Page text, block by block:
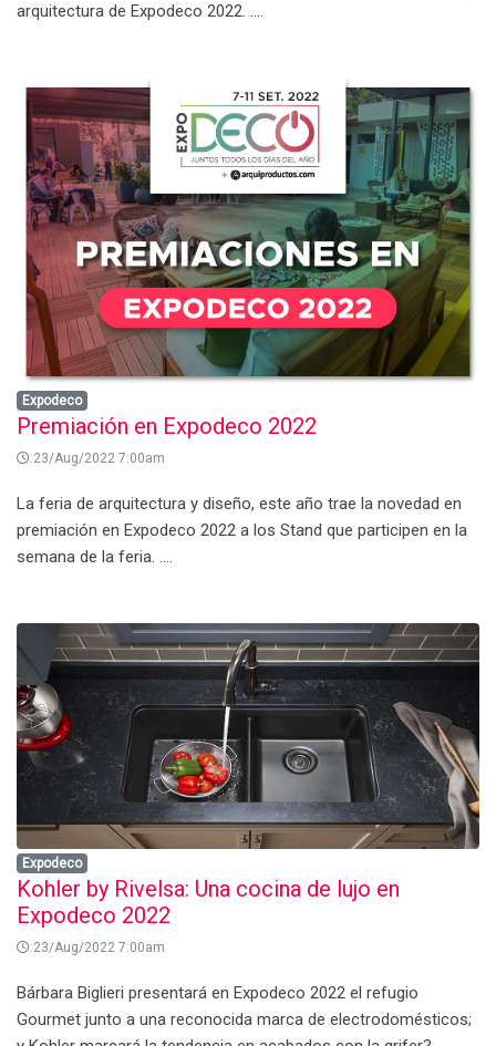
arquitectura de Expodeco 2022. ....
Expodeco
Premiación en Expodeco 2022
:23/Aug/2022 7:00am
La feria de arquitectura y diseño, este año trae la novedad en
premiación en Expodeco 2022 a los Stand que participen en la
semana de la feria. ....
Expodeco
Kohler by Rivelsa: Una cocina de lujo en
Expodeco 2022
:23/Aug/2022 7:00am
Bárbara Biglieri presentará en Expodeco 2022 el refugio
Gourmet junto a una reconocida marca de electrodomésticos;